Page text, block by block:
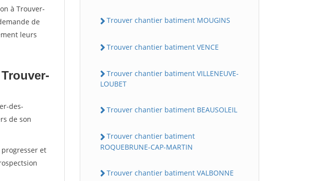
à Trouver-
de
leurs
des-
de son
et
Trouver chantier batiment MOUGINS
Trouver chantier batiment VENCE
Trouver chantier batiment VILLENEUVE-
LOUBET
Trouver chantier batiment BEAUSOLEIL
Trouver chantier batiment
ROQUEBRUNE-CAP-MARTIN
Trouver chantier batiment VALBONNE